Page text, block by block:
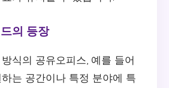
의 등장
식의 공유오피스, 예를 들어
는 공간이나 특정 분야에 특